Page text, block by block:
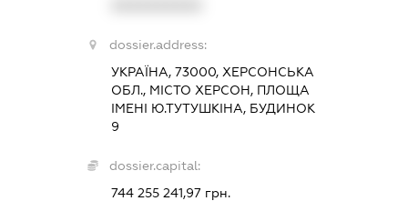
dossier.address:
УКРАЇНА, 73000, ХЕРСОНСЬКА
ОБЛ., МІСТО ХЕРСОН, ПЛОЩА
ІМЕНІ Ю.ТУТУШКІНА, БУДИНОК
9
dossier.capital:
744 255 241,97 грн.